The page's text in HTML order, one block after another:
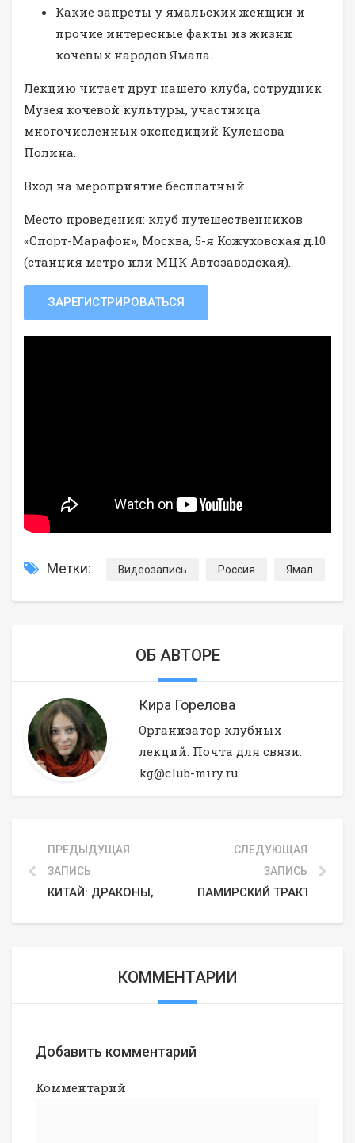
Какие запреты у ямальских женщин и
прочие интересные факты из жизни
кочевых народов Ямала.
Лекцию читает друг нашего клуба, сотрудник
Музея кочевой культуры, участница
многочисленных экспедиций Кулешова
Полина.
Вход на мероприятие бесплатный.
Место проведения: клуб путешественников
«Спорт-Марафон», Москва, 5-я Кожуховская д.10
(станция метро или МЦК Автозаводская).
ЗАРЕГИСТРИРОВАТЬСЯ
Метки: Видеозапись Россия Ямал
ОБ АВТОРЕ
Кира Горелова
Организатор клубных
лекций. Почта для связи:
kg@club-miry.ru
ПРЕДЫДУЩАЯ
ЗАПИСЬ
КИТАЙ: ДРАКОНЫ, ТРАДИЦИИ, ЧАЙ
СЛЕДУЮЩАЯ
ЗАПИСЬ
ПАМИРСКИЙ ТРАКТ И
КОММЕНТАРИИ
Добавить комментарий
Комментарий